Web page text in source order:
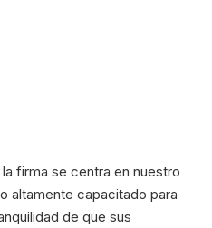
firma se centra en nuestro
altamente capacitado para
de que sus